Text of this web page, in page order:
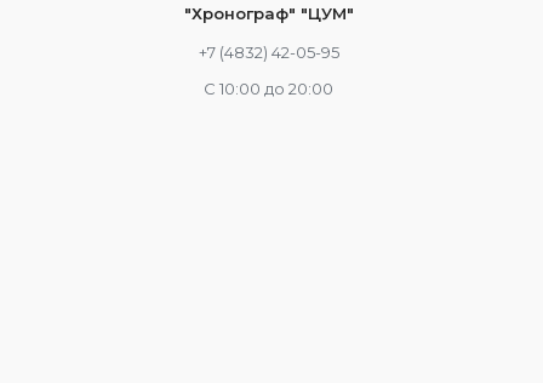
"Хронограф" "ЦУМ"
+7 (4832) 42-05-95
С 10:00 до 20:00